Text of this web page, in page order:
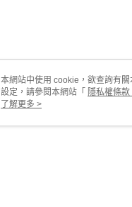
本網站中使用 cookie，欲查詢有
設定，請參閱本網站「 隱私權條款
使用 cookie。
了解更多 >